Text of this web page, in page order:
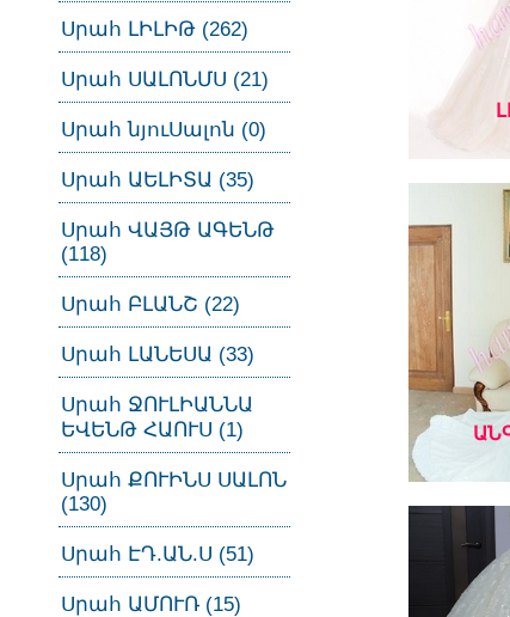
Սրահ ԼԻԼԻԹ (262)
Սրահ ՍԱԼՈՆՄՍ (21)
Սրահ նյուՍալոն (0)
Սրահ ԱԵԼԻՏԱ (35)
Սրահ ՎԱՅԹ ԱԳԵՆԹ
(118)
Սրահ ԲԼԱՆՇ (22)
Սրահ ԼԱՆԵՍԱ (33)
Սրահ ՋՈՒԼԻԱՆՆԱ
ԵՎԵՆԹ ՀԱՈՒՍ (1)
Սրահ ՔՈՒԻՆՍ ՍԱԼՈՆ
(130)
Սրահ ԷԴ.ԱՆ.Ս (51)
Սրահ ԱՄՈՒՌ (15)